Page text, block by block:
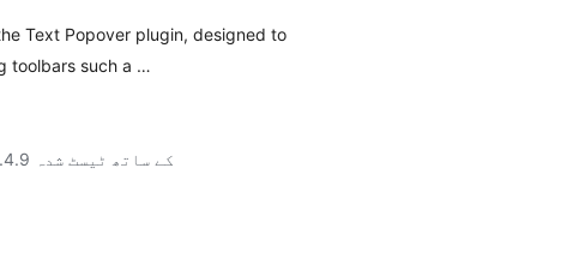
Text Popover plugin, designed to
toolbars such a …
6.4.9 کے ساتھ ٹیسٹ شدہ